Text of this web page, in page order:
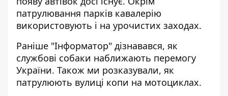
патрулювання парків кавалерію
використовують і на урочистих заходах.
Раніше "Інформатор" дізнавався, як
службові собаки наближають перемогу
України. Також ми розказували, як
патрулюють вулиці копи на мотоциклах.